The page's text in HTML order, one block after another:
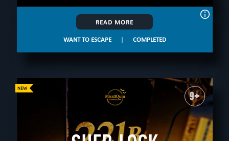
READ MORE
WANT TO ESCAPE | COMPLETED
9+